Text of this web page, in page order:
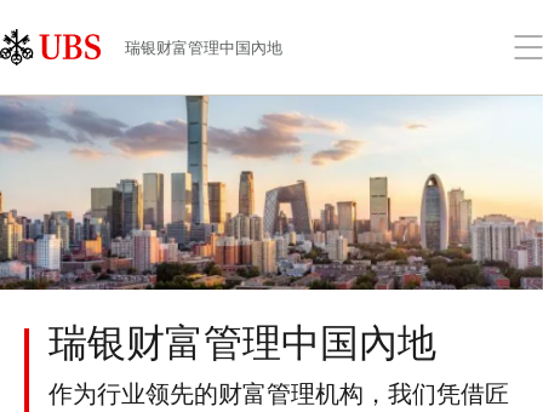
Links
Area
瑞银财富管理中国內地
打
菜
瑞银财富管理中国內地
作为行业领先的财富管理机构，我们凭借匠